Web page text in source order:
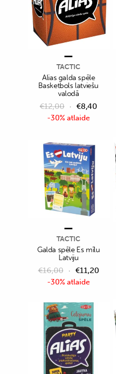
-30% atlaide
TACTIC
Alias galda spēle
Basketbols latviešu
valodā
€12,00 €8,40
-30% atlaide
TACTIC
Galda spēle Es mīlu
Latviju
€16,00 €11,20